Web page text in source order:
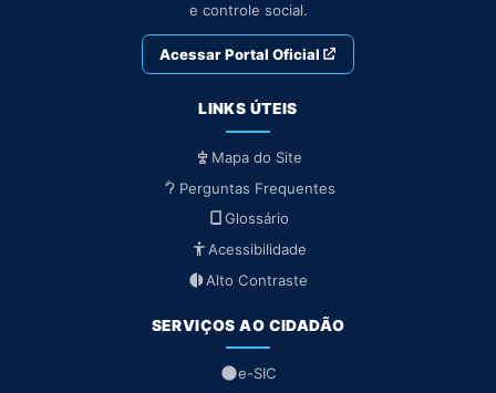
e controle social.
Acessar Portal Oficial
LINKS ÚTEIS
Mapa do Site
Perguntas Frequentes
Glossário
Acessibilidade
Alto Contraste
SERVIÇOS AO CIDADÃO
e-SIC